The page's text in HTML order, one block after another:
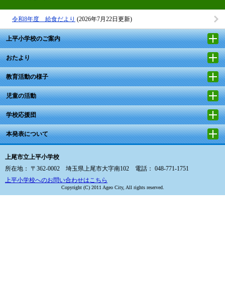
令和8年度 給食だより (2026年7月22日更新)
上平小学校のご案内
おたより
教育活動の様子
児童の活動
学校応援団
本発表について
上尾市立上平小学校
所在地： 〒362-0002 埼玉県上尾市大字南102 電話： 048-771-1751
上平小学校へのお問い合わせはこちら
Copyright (C) 2011 Ageo City, All rights reserved.